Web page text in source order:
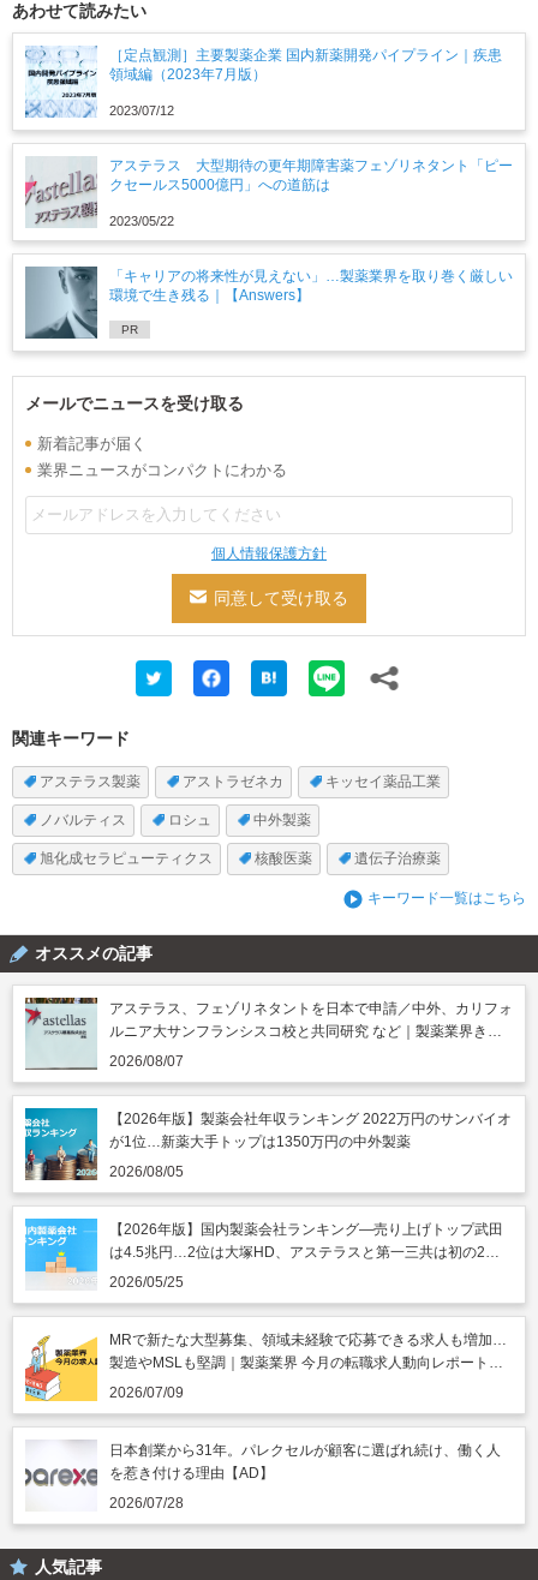
あわせて読みたい
［定点観測］主要製薬企業 国内新薬開発パイプライン｜疾患
領域編（2023年7月版）
2023/07/12
アステラス 大型期待の更年期障害薬フェゾリネタント「ピー
クセールス5000億円」への道筋は
2023/05/22
「キャリアの将来性が見えない」…製薬業界を取り巻く厳しい
環境で生き残る｜【Answers】
PR
メールでニュースを受け取る
新着記事が届く
業界ニュースがコンパクトにわかる
個人情報保護方針
関連キーワード
アステラス製薬 アストラゼネカ キッセイ薬品工業
ノバルティス ロシュ 中外製薬
旭化成セラピューティクス 核酸医薬 遺伝子治療薬
キーワード一覧はこちら
オススメの記事
アステラス、フェゾリネタントを日本で申請／中外、カリフォ
ルニア大サンフランシスコ校と共同研究 など｜製薬業界きょ
うのニュースまとめ読み（2026年8月7日）
2026/08/07
【2026年版】製薬会社年収ランキング 2022万円のサンバイオ
が1位…新薬大手トップは1350万円の中外製薬
2026/08/05
【2026年版】国内製薬会社ランキング―売り上げトップ武田
は4.5兆円…2位は大塚HD、アステラスと第一三共は初の2兆
円突破
2026/05/25
MRで新たな大型募集、領域未経験で応募できる求人も増加…
製造やMSLも堅調｜製薬業界 今月の転職求人動向レポート
（2026年7月）
2026/07/09
日本創業から31年。パレクセルが顧客に選ばれ続け、働く人
を惹き付ける理由【AD】
2026/07/28
人気記事